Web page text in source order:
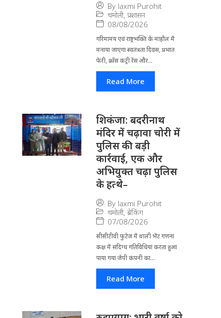
By laxmi Purohit
चमोली, प्रशासन
08/08/2026
गरिमामय एवं राष्ट्रभक्ति के माहौल में
मनाया जाएगा स्वतंत्रता दिवस, प्रभात
फेरी, क्रॉस कंट्री रेस और...
Read More
​शिकंजा: बदरीनाथ
मंदिर में चढ़ावा चोरी में
पुलिस की बड़ी
कार्रवाई, एक और
अभियुक्त चढ़ा पुलिस
के हत्थे–
By laxmi Purohit
चमोली, ब्रेकिंग
07/08/2026
सीसीटीवी फुटेज में थाली भेंट गणना
कक्ष में संदिग्ध गतिविधियां करता हुआ
पाया गया जेपी कंपनी का...
Read More